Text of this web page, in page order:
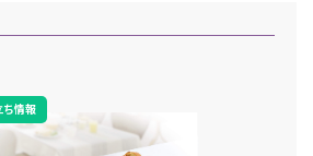
ち情報